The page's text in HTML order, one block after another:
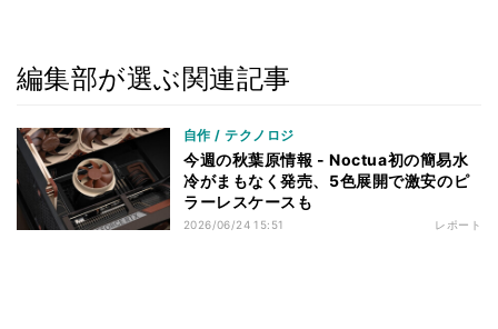
編集部が選ぶ関連記事
自作 / テクノロジ
今週の秋葉原情報 - Noctua初の簡易水
冷がまもなく発売、5色展開で激安のピ
ラーレスケースも
2026/06/24 15:51 レポート